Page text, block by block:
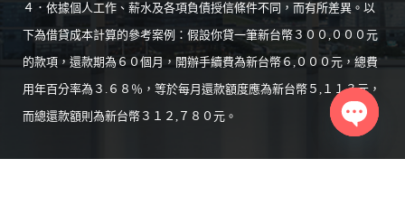
４．依據個人工作、薪水及各項負債授信條件不同，而有所差異。以
下為借貸成本計算的參考案例：假設你貸一筆新台幣３００,０００元
的款項，還款期為６０個月，開辦手續費為新台幣６,０００元，總費
用年百分率為３.６８％，等於每月還款額度應為新台幣５,１１３元，
而總還款額則為新台幣３１２,７８０元。
chaty